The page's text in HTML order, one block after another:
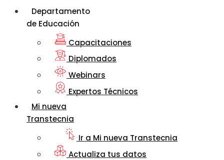
Departamento
de Educación
Capacitaciones
Diplomados
Webinars
Expertos Técnicos
Mi nueva
Transtecnia
Ir a Mi nueva Transtecnia
Actualiza tus datos